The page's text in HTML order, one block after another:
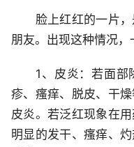
脸上红红的一片，
朋友。出现这种情况，
1、皮炎：若面部
疹、瘙痒、脱皮、干
皮炎。若泛红现象在
明显的发干、瘙痒、